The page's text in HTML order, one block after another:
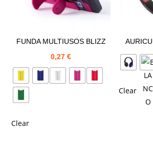
FUNDA MULTIUSOS BLIZZ
0,27€
Clear
Clear